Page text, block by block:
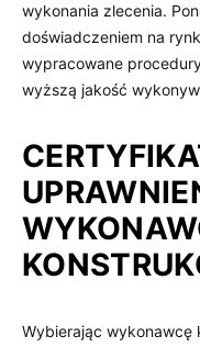
wykonania zlecenia.
doświadczeniem na
wypracowane
wyższą jakość
Wybierając wykonawcę